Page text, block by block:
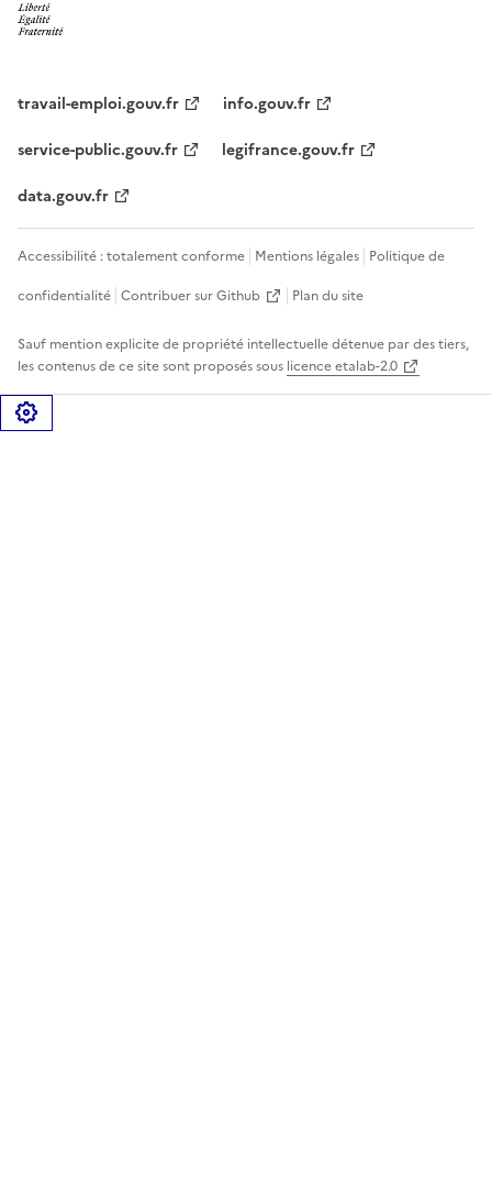
travail-emploi.gouv.fr
info.gouv.fr
service-public.gouv.fr
legifrance.gouv.fr
data.gouv.fr
Accessibilité : totalement conforme Mentions légales Politique de
confidentialité Contribuer sur Github Plan du site
Sauf mention explicite de propriété intellectuelle détenue par des tiers,
les contenus de ce site sont proposés sous licence etalab-2.0
Gérer les cookies